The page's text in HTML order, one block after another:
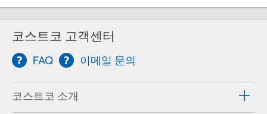
코스트코 고객센터
FAQ 이메일 문의
코스트코 소개